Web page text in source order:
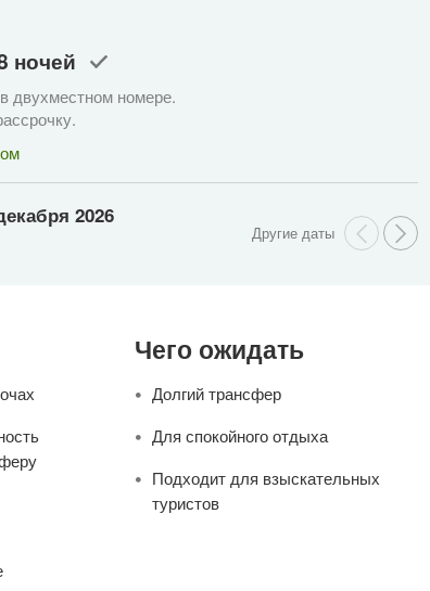
ночей
двухместном номере.
2026
Чего ожидать
Долгий трансфер
Для спокойного отдыха
Подходит для взыскательных
туристов